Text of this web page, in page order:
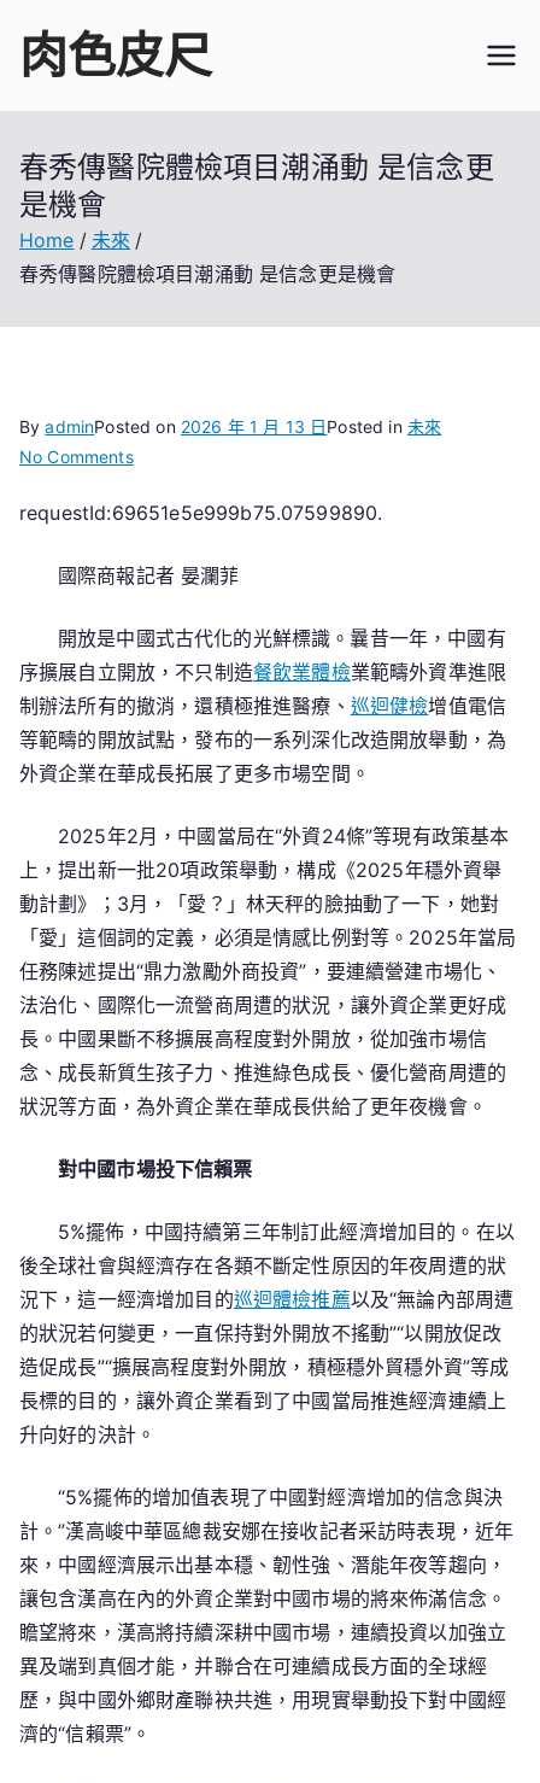
content
肉色皮尺
春秀傳醫院體檢項目潮涌動 是信念更
是機會
Home
未來
春秀傳醫院體檢項目潮涌動 是信念更是機會
ByadminPosted on 2026 年 1 月 13 日Posted in 未來
No Commentson
秀
醫
體
檢
項
目
涌
是
信
念
更
是
機
會
requestId:69651e5e999b75.07599890.
國際商報記者 晏瀾菲
開放是中國式古代化的光鮮標識。曩昔一年，中國有
序擴展自立開放，不只制造餐飲業體檢業範疇外資準進限
制辦法所有的撤消，還積極推進醫療、 巡迴健檢增值電信
等範疇的開放試點，發布的一系列深化改造開放舉動，為
外資企業在華成長拓展了更多市場空間。
2025年2月，中國當局在“外資24條”等現有政策基本
上，提出新一批20項政策舉動，構成《2025年穩外資舉
動計劃》；3月，「愛？」林天秤的臉抽動了一下，她對
「愛」這個詞的定義，必須是情感比例對等。2025年當局
任務陳述提出“鼎力激勵外商投資”，要連續營建市場化、
法治化、國際化一流營商周遭的狀況，讓外資企業更好成
長。中國果斷不移擴展高程度對外開放，從加強市場信
念、成長新質生孩子力、推進綠色成長、優化營商周遭的
狀況等方面，為外資企業在華成長供給了更年夜機會。
對中國市場投下信賴票
5%擺佈，中國持續第三年制訂此經濟增加目的。在以
後全球社會與經濟存在各類不斷定性原因的年夜周遭的狀
況下，這一經濟增加目的巡迴體檢推薦以及“無論內部周遭
的狀況若何變更，一直保持對外開放不搖動”“以開放促改
造促成長”“擴展高程度對外開放，積極穩外貿穩外資”等成
長標的目的，讓外資企業看到了中國當局推進經濟連續上
升向好的決計。
“5%擺佈的增加值表現了中國對經濟增加的信念與決
計。”漢高峻中華區總裁安娜在接收記者采訪時表現，近年
來，中國經濟展示出基本穩、韌性強、潛能年夜等趨向，
讓包含漢高在內的外資企業對中國市場的將來佈滿信念。
瞻望將來，漢高將持續深耕中國市場，連續投資以加強立
異及端到真個才能，并聯合在可連續成長方面的全球經
歷，與中國外鄉財產聯袂共進，用現實舉動投下對中國經
濟的“信賴票”。